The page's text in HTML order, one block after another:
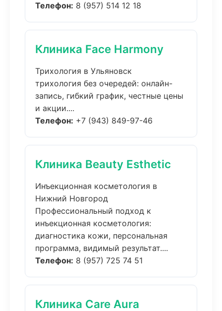
Телефон: 8 (957) 514 12 18
Клиника Face Harmony
Трихология в Ульяновск
трихология без очередей: онлайн-
запись, гибкий график, честные цены
и акции....
Телефон: +7 (943) 849-97-46
Клиника Beauty Esthetic
Инъекционная косметология в
Нижний Новгород
Профессиональный подход к
инъекционная косметология:
диагностика кожи, персональная
программа, видимый результат....
Телефон: 8 (957) 725 74 51
Клиника Care Aura